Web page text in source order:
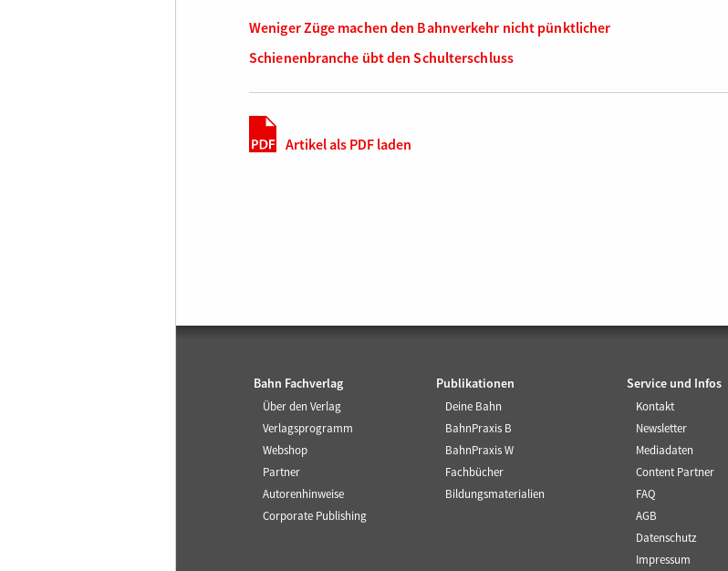
Weniger Züge machen den Bahnverkehr nicht pünktlicher
Schienenbranche übt den Schulterschluss
Artikel als PDF laden
Bahn Fachverlag
Über den Verlag
Verlagsprogramm
Webshop
Partner
Autorenhinweise
Corporate Publishing
Publikationen
Deine Bahn
BahnPraxis B
BahnPraxis W
Fachbücher
Bildungsmaterialien
Service und Infos
Kontakt
Newsletter
Mediadaten
Content Partner
FAQ
AGB
Datenschutz
Impressum